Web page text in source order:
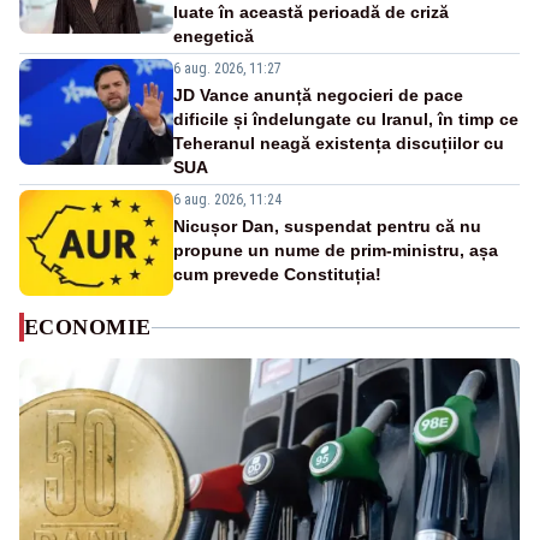
luate în această perioadă de criză
enegetică
6 aug. 2026, 11:27
JD Vance anunță negocieri de pace
dificile și îndelungate cu Iranul, în timp ce
Teheranul neagă existența discuțiilor cu
SUA
6 aug. 2026, 11:24
Nicușor Dan, suspendat pentru că nu
propune un nume de prim-ministru, așa
cum prevede Constituția!
ECONOMIE